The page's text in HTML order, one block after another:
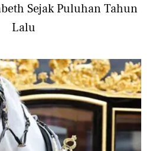
Sejak Puluhan Tahun
Lalu